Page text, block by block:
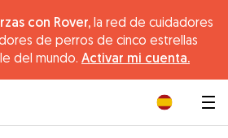
con Rover, la red de cuidadores
de perros de cinco estrellas
del mundo. Activar mi cuenta.